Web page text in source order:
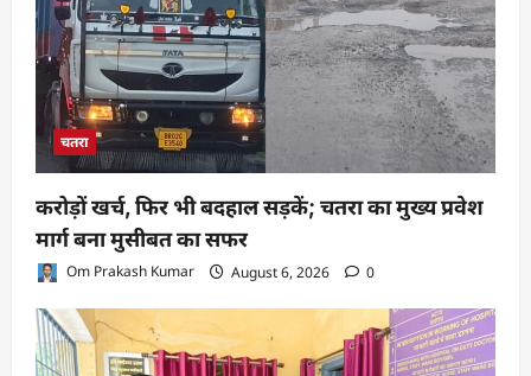
चतरा
करोड़ों खर्च, फिर भी बदहाल सड़कें; चतरा का मुख्य प्रवेश
मार्ग बना मुसीबत का सफर
Om Prakash Kumar August 6, 2026 0